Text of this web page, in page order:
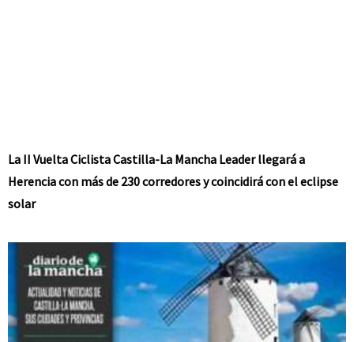
La II Vuelta Ciclista Castilla-La Mancha Leader llegará a
Herencia con más de 230 corredores y coincidirá con el eclipse
solar